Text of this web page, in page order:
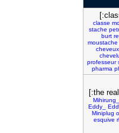
classe
stache
burt
moustache
cheveux
professeur
pharma
[:the
Mihirung_
Eddy_
Miniplug
esquive